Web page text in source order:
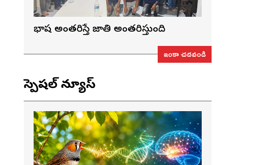
భాష అంతరిస్తే జాతి అంతరిస్తుంది
ఇంకా చదవండి
స్పెషల్ న్యూస్